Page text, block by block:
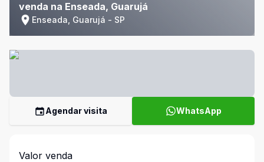
venda na Enseada, Guarujá
Enseada, Guarujá - SP
Agendar visita WhatsApp
Valor venda